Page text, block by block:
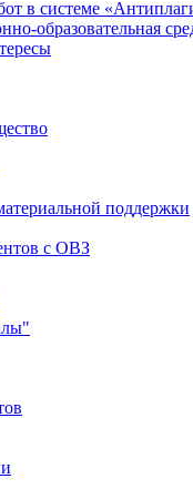
в системе
образовательная
поддержки
с ОВЗ